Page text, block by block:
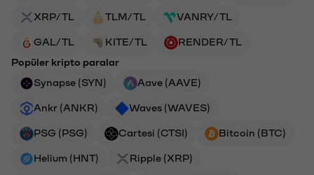
XRP/TL TLM/TL VANRY/TL
GAL/TL KITE/TL
RENDER/TL
Popüler kripto paralar
Synapse (SYN)
Aave (AAVE)
Ankr (ANKR) Waves (WAVES)
PSG (PSG) Cartesi (CTSI) Bitcoin (BTC)
Helium (HNT) Ripple (XRP)